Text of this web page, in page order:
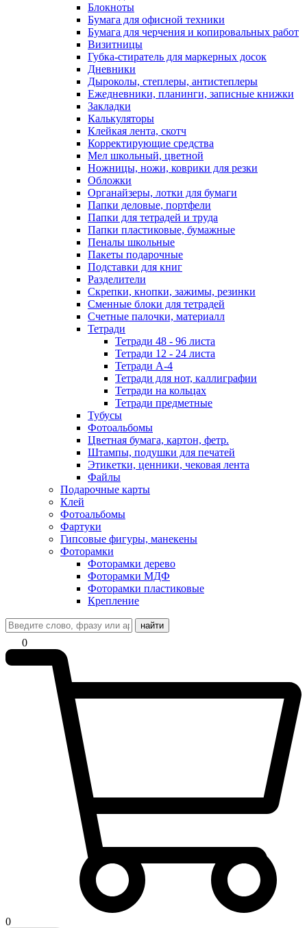
Блокноты
Бумага для офисной техники
Бумага для черчения и копировальных работ
Визитницы
Губка-стиратель для маркерных досок
Дневники
Дыроколы, степлеры, антистеплеры
Ежедневники, планинги, записные книжки
Закладки
Калькуляторы
Клейкая лента, скотч
Корректирующие средства
Мел школьный, цветной
Ножницы, ножи, коврики для резки
Обложки
Органайзеры, лотки для бумаги
Папки деловые, портфели
Папки для тетрадей и труда
Папки пластиковые, бумажные
Пеналы школьные
Пакеты подарочные
Подставки для книг
Разделители
Скрепки, кнопки, зажимы, резинки
Сменные блоки для тетрадей
Счетные палочки, материалл
Тетради
Тетради 48 - 96 листа
Тетради 12 - 24 листа
Тетради А-4
Тетради для нот, каллиграфии
Тетради на кольцах
Тетради предметные
Тубусы
Фотоальбомы
Цветная бумага, картон, фетр.
Штампы, подушки для печатей
Этикетки, ценники, чековая лента
Файлы
Подарочные карты
Клей
Фотоальбомы
Фартуки
Гипсовые фигуры, манекены
Фоторамки
Фоторамки дерево
Фоторамки МДФ
Фоторамки пластиковые
Крепление
найти
0
0